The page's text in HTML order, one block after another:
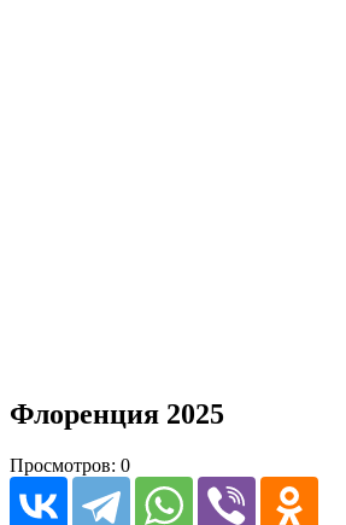
Флоренция 2025
Просмотров: 0